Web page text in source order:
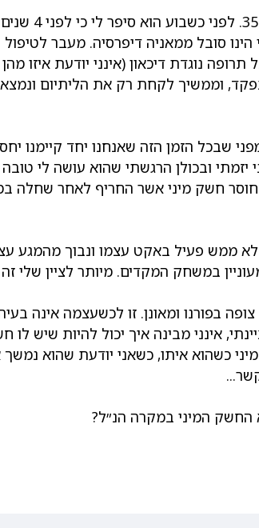
אני יוצאת מזה כחודש עם בחור
כי הינו סובל ממאניה דיפרסיה. מעבר לטיפול
נוגדת דיכאון (אינני יודעת איזו
וממשיך לקחת רק את הליתיום
שבכל הזמן הזה שאנחנו יחד קיימנו
מתוכן אני יזמתי ובכולן הרגשתי שהוא עושה לי
חשק מיני אשר החריף לאחר שחלה
לא ממש פעיל באקט עצמו ונבוך מהמגע
במשחק המקדים. מיותר לציין שלי
בפורנו ומאונן. זו לכשעצמה אינה
אינני מבינה איך יכול להיות שיש לו
כשהוא איתו, כשאני יודעת שהוא נמשך
המיני במקרה הנ״ל?